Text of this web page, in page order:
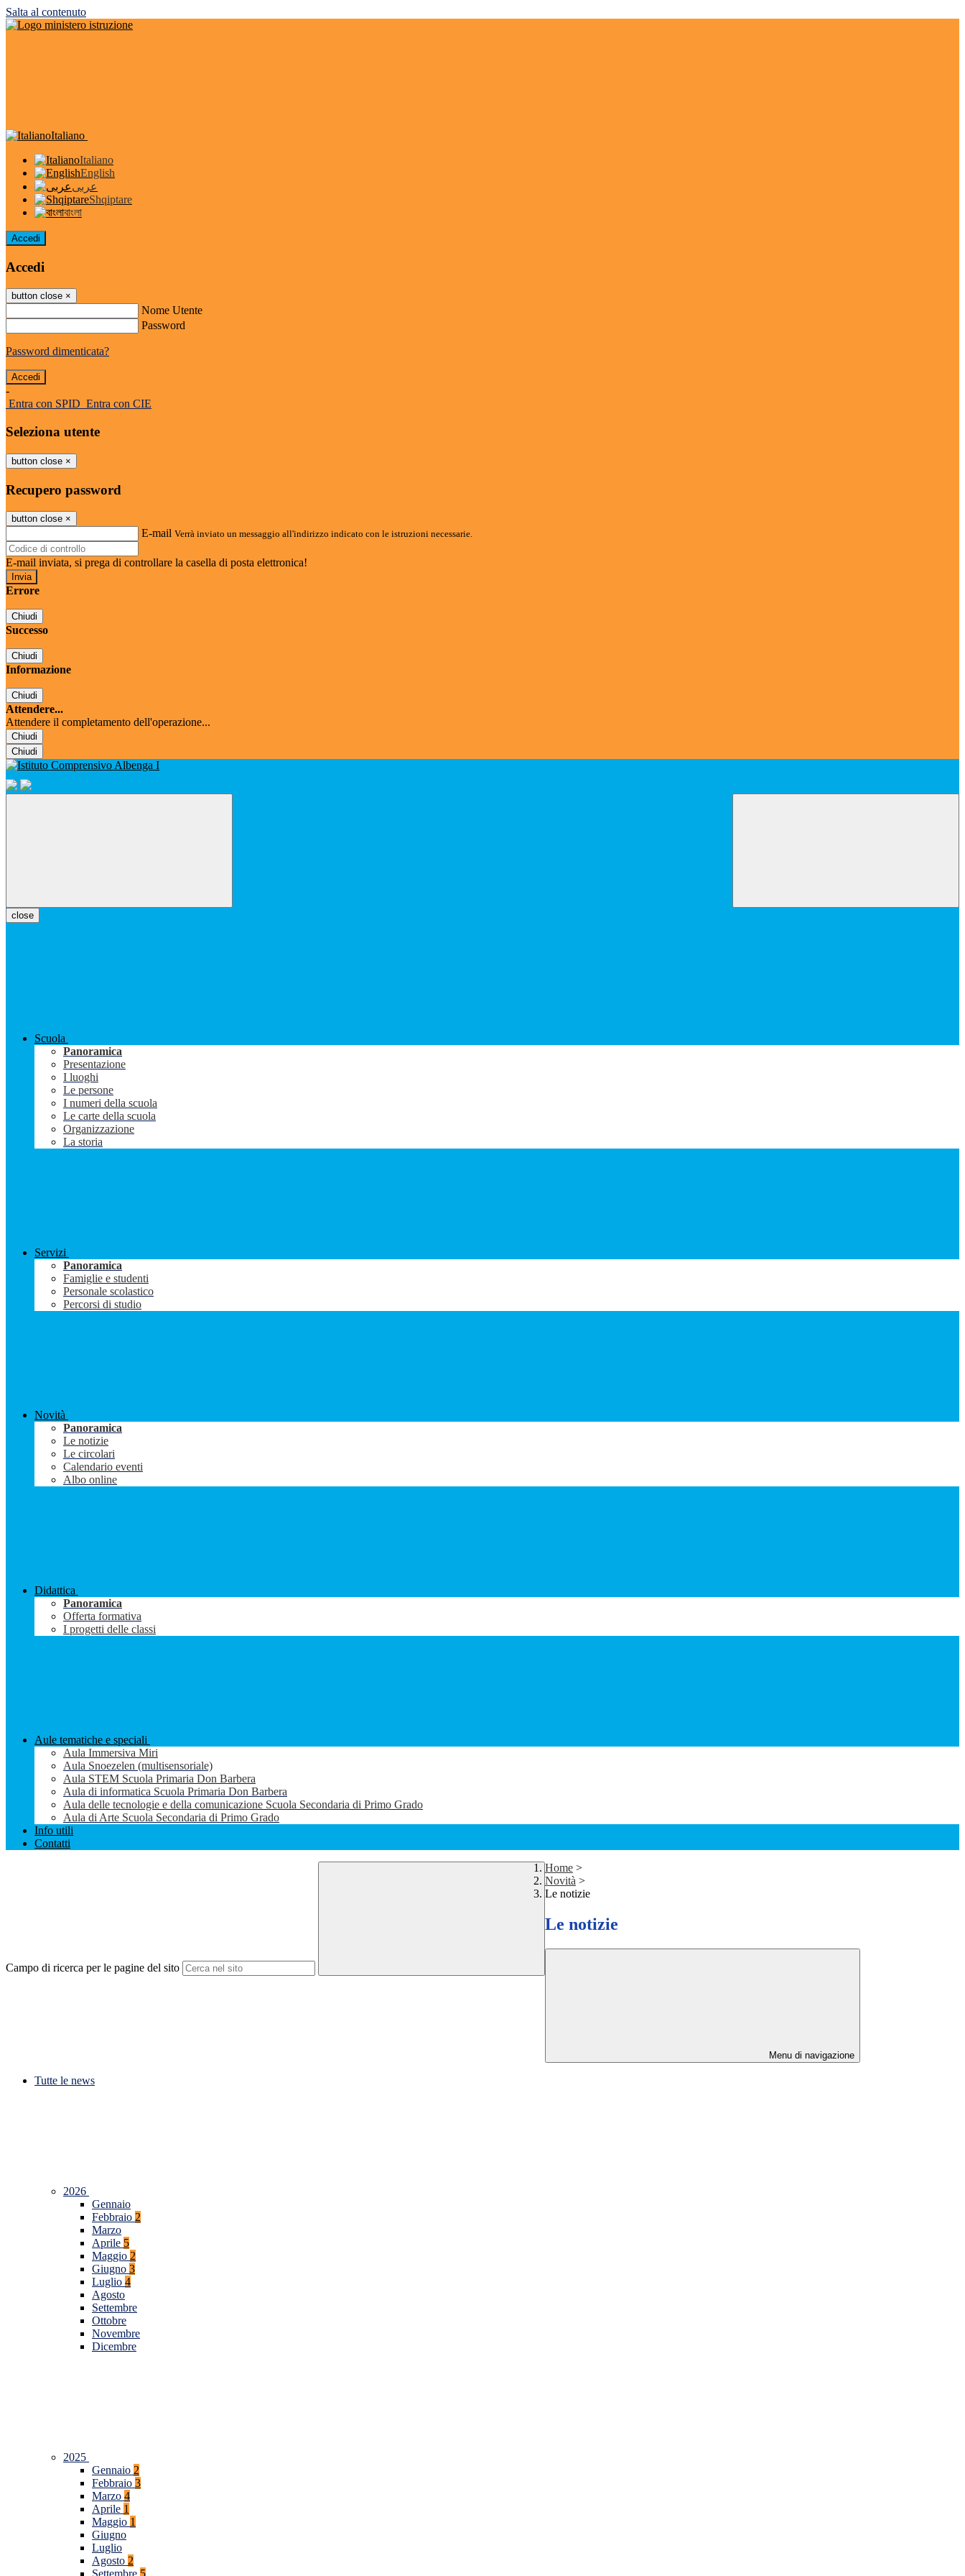
Salta al contenuto
Italiano
Italiano
English
عربى
Shqiptare
বাংলা
Accedi
Accedi
button close ×
Nome Utente
Password
Password dimenticata?
-
Entra con SPID Entra con CIE
Seleziona utente
button close ×
Recupero password
button close ×
E-mail Verrà inviato un messaggio all'indirizzo indicato con le istruzioni necessarie.
E-mail inviata, si prega di controllare la casella di posta elettronica!
Errore
Chiudi
Successo
Chiudi
Informazione
Chiudi
Attendere...
Attendere il completamento dell'operazione...
Chiudi
Chiudi
close
Scuola
Panoramica
Presentazione
I luoghi
Le persone
I numeri della scuola
Le carte della scuola
Organizzazione
La storia
Servizi
Panoramica
Famiglie e studenti
Personale scolastico
Percorsi di studio
Novità
Panoramica
Le notizie
Le circolari
Calendario eventi
Albo online
Didattica
Panoramica
Offerta formativa
I progetti delle classi
Aule tematiche e speciali
Aula Immersiva Miri
Aula Snoezelen (multisensoriale)
Aula STEM Scuola Primaria Don Barbera
Aula di informatica Scuola Primaria Don Barbera
Aula delle tecnologie e della comunicazione Scuola Secondaria di Primo Grado
Aula di Arte Scuola Secondaria di Primo Grado
Info utili
Contatti
Campo di ricerca per le pagine del sito
Home >
Novità >
Le notizie
Le notizie
Menu di navigazione
Tutte le news
2026
Gennaio
Febbraio 2
Marzo
Aprile 5
Maggio 2
Giugno 3
Luglio 4
Agosto
Settembre
Ottobre
Novembre
Dicembre
2025
Gennaio 2
Febbraio 3
Marzo 4
Aprile 1
Maggio 1
Giugno
Luglio
Agosto 2